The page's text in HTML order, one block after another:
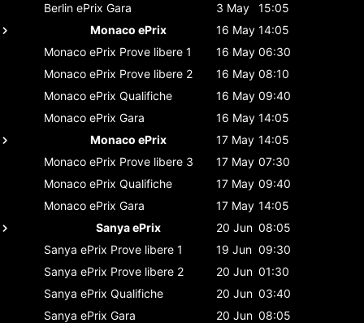
Berlin ePrix Gara 3 May
15:05
Monaco ePrix
16 May 14:05
Monaco ePrix Prove libere 1 16 May 06:30
Monaco ePrix Prove libere 2 16 May 08:10
Monaco ePrix Qualifiche 16 May 09:40
Monaco ePrix Gara 16 May 14:05
Monaco ePrix
17 May 14:05
Monaco ePrix Prove libere 3 17 May 07:30
Monaco ePrix Qualifiche 17 May 09:40
Monaco ePrix Gara 17 May 14:05
Sanya ePrix
20 Jun 08:05
Sanya ePrix Prove libere 1 19 Jun 09:30
Sanya ePrix Prove libere 2 20 Jun 01:30
Sanya ePrix Qualifiche 20 Jun 03:40
Sanya ePrix Gara 20 Jun 08:05